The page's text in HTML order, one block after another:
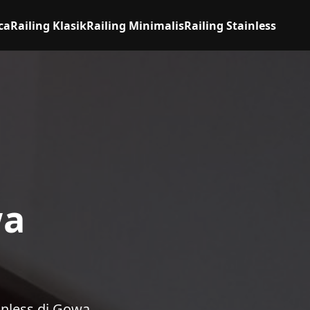
Railing KlasikRailing MinimalisRailing Stainless